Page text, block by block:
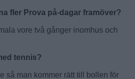
fler Prova på-dagar framöver?
vore två gånger inomhus och
tennis?
så man kommer rätt till bollen för